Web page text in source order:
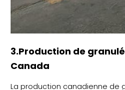
3.Production de
Canada
La production canadienne de